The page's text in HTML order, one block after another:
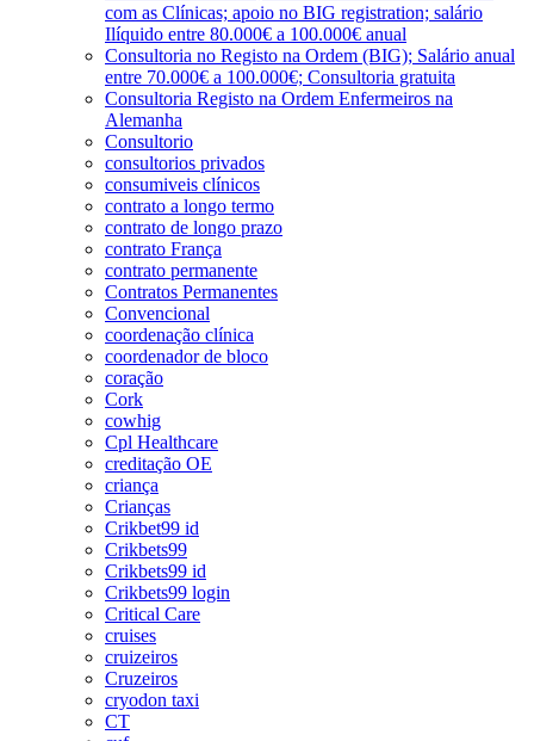
com as Clínicas; apoio no BIG registration; salário
Ilíquido entre 80.000€ a 100.000€ anual
Consultoria no Registo na Ordem (BIG); Salário anual
entre 70.000€ a 100.000€; Consultoria gratuita
Consultoria Registo na Ordem Enfermeiros na
Alemanha
Consultorio
consultorios privados
consumiveis clínicos
contrato a longo termo
contrato de longo prazo
contrato França
contrato permanente
Contratos Permanentes
Convencional
coordenação clínica
coordenador de bloco
coração
Cork
cowhig
Cpl Healthcare
creditação OE
criança
Crianças
Crikbet99 id
Crikbets99
Crikbets99 id
Crikbets99 login
Critical Care
cruises
cruizeiros
Cruzeiros
cryodon taxi
CT